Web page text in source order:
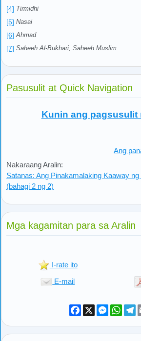
[4] Tirmidhi
[5] Nasai
[6] Ahmad
[7] Saheeh Al-Bukhari, Saheeh Muslim
Pasusulit at Quick Navigation
Kunin ang pagsusulit
Nakaraang Aralin:
Satanas: Ang Pinakamalaking Kaaway
(bahagi 2 ng 2)
Ang
Mga kagamitan para sa Aralin
I-rate ito
E-mail
Facebook
X